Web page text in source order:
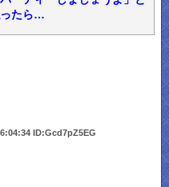
たら…
ID:Gcd7pZ5EG